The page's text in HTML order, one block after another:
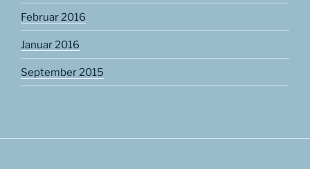
Februar 2016
Januar 2016
September 2015